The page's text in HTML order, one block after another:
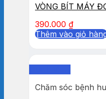
VÒNG BÍT MÁY
390.000 ₫
Thêm vào giỏ
Chăm sóc bệnh